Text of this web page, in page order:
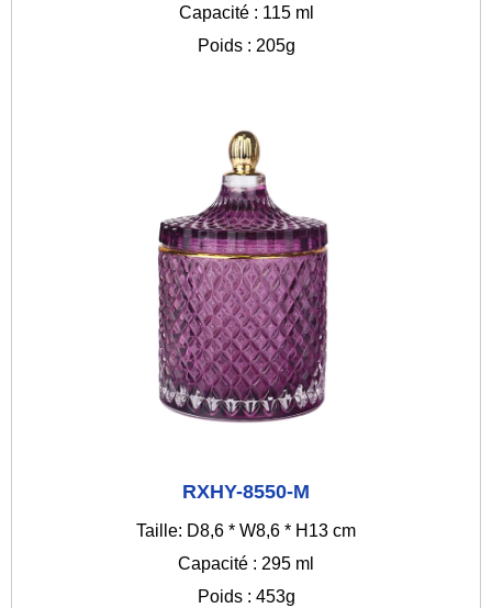
Capacité : 115 ml
Poids : 205g
RXHY-8550-M
Taille: D8,6 * W8,6 * H13 cm
Capacité : 295 ml
Poids : 453g